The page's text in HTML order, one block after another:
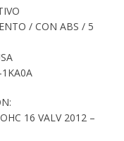
/ CON ABS / 5
16 VALV 2012 –